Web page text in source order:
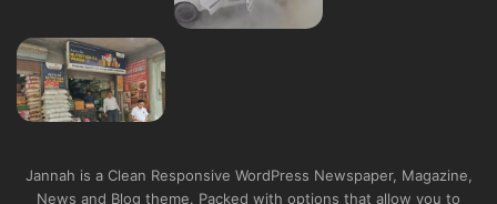
Jannah is a Clean Responsive WordPress Newspaper, Magazine,